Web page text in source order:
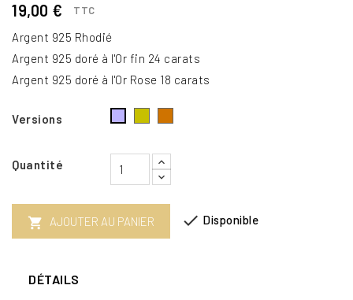
19,00 € TTC
Argent 925 Rhodié
Argent 925 doré à l'Or fin 24 carats
Argent 925 doré à l'Or Rose 18 carats
Versions
rhodiédoré
à
l'Or
fin
24
carats
Quantité
 AJOUTER AU PANIER  Disponible
DÉTAILS